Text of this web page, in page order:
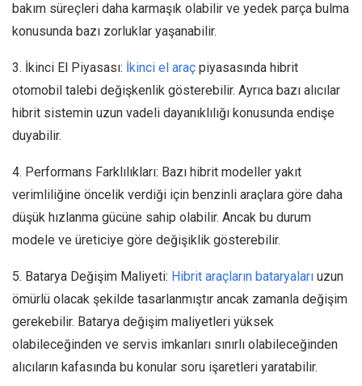
bakım süreçleri daha karmaşık olabilir ve yedek parça bulma
konusunda bazı zorluklar yaşanabilir.
3. İkinci El Piyasası: İkinci el araç piyasasında hibrit
otomobil talebi değişkenlik gösterebilir. Ayrıca bazı alıcılar
hibrit sistemin uzun vadeli dayanıklılığı konusunda endişe
duyabilir.
4. Performans Farklılıkları: Bazı hibrit modeller yakıt
verimliliğine öncelik verdiği için benzinli araçlara göre daha
düşük hızlanma gücüne sahip olabilir. Ancak bu durum
modele ve üreticiye göre değişiklik gösterebilir.
5. Batarya Değişim Maliyeti: Hibrit araçların bataryaları uzun
ömürlü olacak şekilde tasarlanmıştır ancak zamanla değişim
gerekebilir. Batarya değişim maliyetleri yüksek
olabileceğinden ve servis imkanları sınırlı olabileceğinden
alıcıların kafasında bu konular soru işaretleri yaratabilir.